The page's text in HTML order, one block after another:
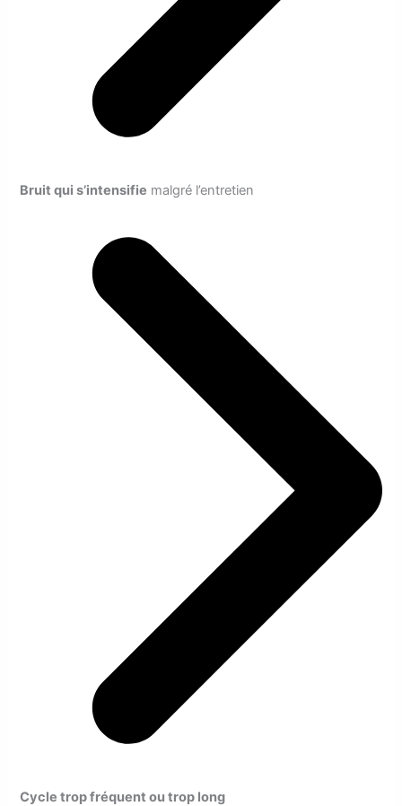
Bruit qui s’intensifie malgré l’entretien
Cycle trop fréquent ou trop long